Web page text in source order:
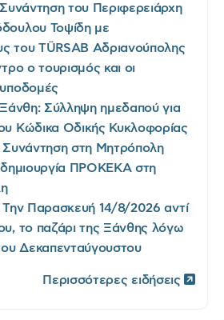
Συνάντηση του Περιφερειάρχη
Τοψίδη με
του TÜRSAB Αδριανούπολης
ο τουρισμός και οι
Ξάνθη: Σύλληψη ημεδαπού για
Κώδικα Οδικής Κυκλοφορίας
Συνάντηση στη Μητρόπολη
δημιουργία ΠΡΟΚΕΚΑ στη
Την Παρασκευή 14/8/2026 αντί
το παζάρι της Ξάνθης λόγω
Δεκαπενταύγουστου
Περισσότερες ειδήσεις